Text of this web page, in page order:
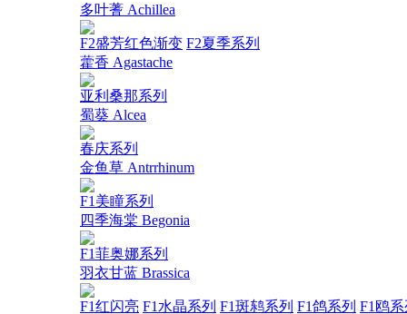
多叶蓍 Achillea
F2盛芳红色渐变 F2夏季系列
藿香 Agastache
亚利桑那系列
蜀葵 Alcea
春庆系列
金鱼草 Antrrhinum
F1美瞳系列
四季海棠 Begonia
F1菲奥娜系列
羽衣甘蓝 Brassica
F1红闪亮 F1水晶系列 F1斑鸫系列 F1鸽系列 F1鸥